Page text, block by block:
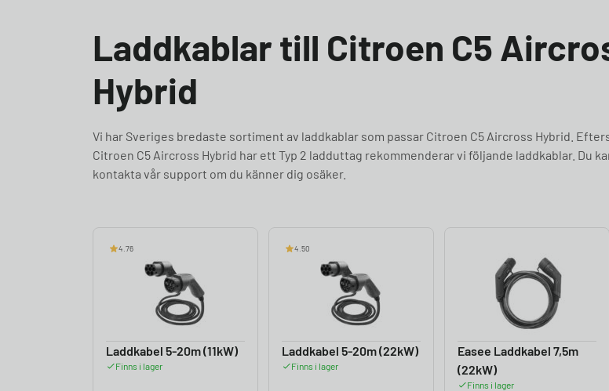
Laddkablar till Citroen C5
Hybrid
Vi har Sveriges bredaste sortiment av laddkablar som passar Citroen C5 Aircross Hybrid.
Citroen C5 Aircross Hybrid har ett Typ 2 ladduttag rekommenderar vi följande laddkablar. Du
kontakta vår support om du känner dig osäker.
4.76
Laddkabel 5-20m (11kW)
Finns i lager
4.50
Laddkabel 5-20m (22kW)
Finns i lager
Easee Laddkabel 7,5m
(22kW)
Finns i lager